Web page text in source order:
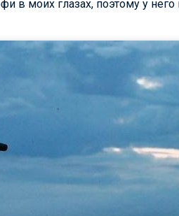
в моих глазах, поэтому у него